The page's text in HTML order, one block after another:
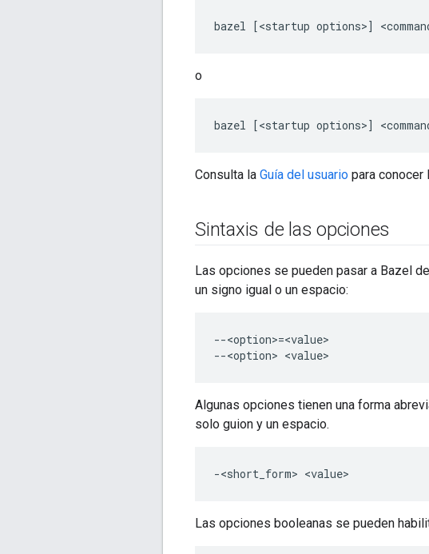
o
Consulta la Guía del usuario para
Sintaxis de las opciones
Las opciones se pueden pasar a Bazel
un signo igual o un espacio:
--<option>=<value>
Algunas opciones tienen una forma
solo guion y un espacio.
Las opciones booleanas se pueden